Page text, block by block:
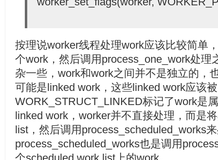
按理说worker线程处理work应该比较简单
个work，然后调用process_one_work处理
杂一些，work和work之间并不是独立的，
可能是linked work，这些linked work应该
WORK_STRUCT_LINKED标记了work是
linked work，worker并不直接处理，而是
list，然后调用process_scheduled_works
process_scheduled_works也是调用